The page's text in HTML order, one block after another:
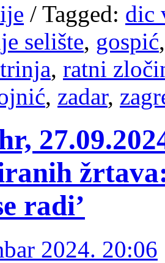
/ Tagged: dic
selište, gospić
, ratni
, zadar,
radi’
2024. 20:06